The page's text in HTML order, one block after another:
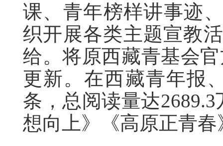
课、青年榜样讲事迹
织开展各类主题宣教
给。将原西藏青基会
更新。在西藏青年报
条，总阅读量达
想向上》《高原正青